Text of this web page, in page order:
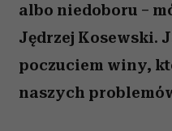
albo niedoboru –
Jędrzej Kosewski.
poczuciem winy,
naszych